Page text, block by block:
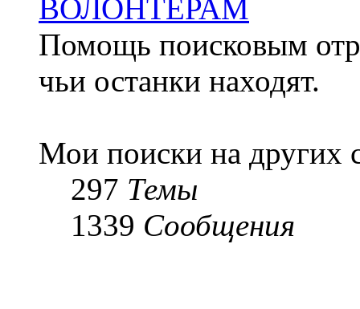
ВОЛОНТЕРАМ
Помощь поисковым
чьи останки находят.
Мои поиски на других
297 Темы
1339 Сообщения